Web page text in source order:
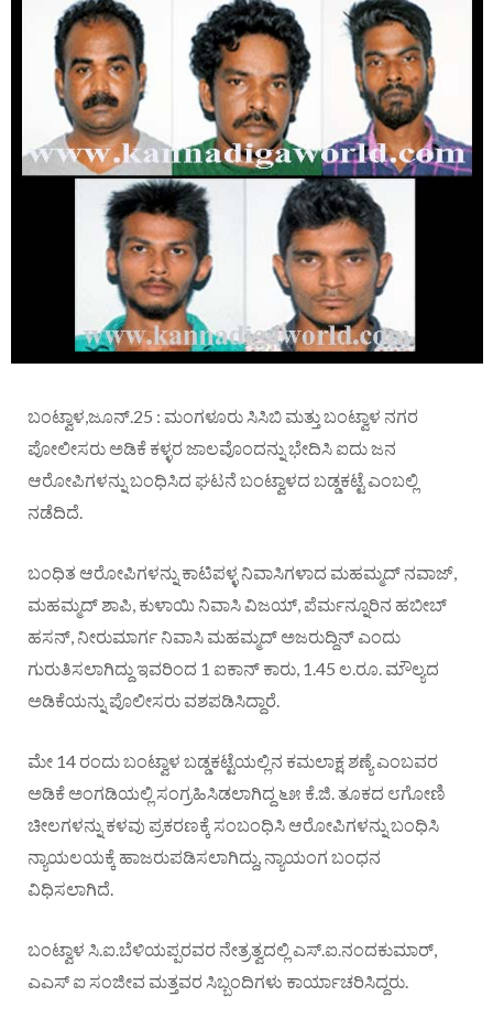
ಬಂಟ್ವಾಳ,ಜೂನ್.25 : ಮಂಗಳೂರು ಸಿಸಿಬಿ ಮತ್ತು ಬಂಟ್ವಾಳ ನಗರ
ಪೋಲೀಸರು ಅಡಿಕೆ ಕಳ್ಳರ ಜಾಲವೊಂದನ್ನು ಭೇದಿಸಿ ಐದು ಜನ
ಆರೋಪಿಗಳನ್ನು ಬಂಧಿಸಿದ ಘಟನೆ ಬಂಟ್ವಾಳದ ಬಡ್ಡಕಟ್ಟೆ ಎಂಬಲ್ಲಿ
ನಡೆದಿದೆ.
ಬಂಧಿತ ಆರೋಪಿಗಳನ್ನು ಕಾಟಿಪಳ್ಳ ನಿವಾಸಿಗಳಾದ ಮಹಮ್ಮದ್ ನವಾಜ್,
ಮಹಮ್ಮದ್ ಶಾಪಿ, ಕುಳಾಯಿ ನಿವಾಸಿ ವಿಜಯ್, ಪೆರ್ಮನ್ನೂರಿನ ಹಬೀಬ್
ಹಸನ್, ನೀರುಮಾರ್ಗ ನಿವಾಸಿ ಮಹಮ್ಮದ್ ಅಜರುದ್ದಿನ್ ಎಂದು
ಗುರುತಿಸಲಾಗಿದ್ದು ಇವರಿಂದ 1 ಐಕಾನ್ ಕಾರು, 1.45 ಲ.ರೂ. ಮೌಲ್ಯದ
ಅಡಿಕೆಯನ್ನು ಪೊಲೀಸರು ವಶಪಡಿಸಿದ್ದಾರೆ.
ಮೇ 14 ರಂದು ಬಂಟ್ವಾಳ ಬಡ್ಡಕಟ್ಟೆಯಲ್ಲಿನ ಕಮಲಾಕ್ಷ ಶಣ್ಯೆ ಎಂಬವರ
ಅಡಿಕೆ ಅಂಗಡಿಯಲ್ಲಿ ಸಂಗ್ರಹಿಸಿಡಲಾಗಿದ್ದ ೬೫ ಕೆ.ಜಿ. ತೂಕದ ೮ಗೋಣಿ
ಚೀಲಗಳನ್ನು ಕಳವು ಪ್ರಕರಣಕ್ಕೆ ಸಂಬಂಧಿಸಿ ಆರೋಪಿಗಳನ್ನು ಬಂಧಿಸಿ
ನ್ಯಾಯಲಯಕ್ಕೆ ಹಾಜರುಪಡಿಸಲಾಗಿದ್ದು, ನ್ಯಾಯಂಗ ಬಂಧನ
ವಿಧಿಸಲಾಗಿದೆ.
ಬಂಟ್ವಾಳ ಸಿ.ಐ.ಬೆಳಿಯಪ್ಪರವರ ನೇತ್ರತ್ವದಲ್ಲಿ ಎಸ್.ಐ.ನಂದಕುಮಾರ್,
ಎಎಸ್ ಐ ಸಂಜೀವ ಮತ್ತವರ ಸಿಬ್ಬಂದಿಗಳು ಕಾರ್ಯಾಚರಿಸಿದ್ದರು.